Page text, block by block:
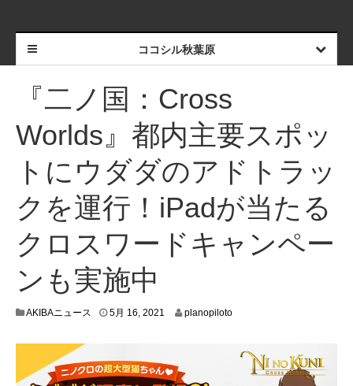
ココシル秋葉原
『二ノ国：Cross
Worlds』都内主要スポッ
トにウダダのアドトラッ
クを運行！iPadが当たる
クロスワードキャンペー
ンも実施中
AKIBAニュース 5月 16, 2021
,
2
planopiloto